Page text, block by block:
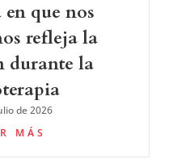
que nos
refleja la
durante la
de 2026
MÁS